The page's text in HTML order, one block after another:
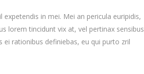
in mei. Mei an pericula euripidis,
lorem tincidunt vix at, vel pertinax sensibus
ei rationibus definiebas, eu qui purto zril